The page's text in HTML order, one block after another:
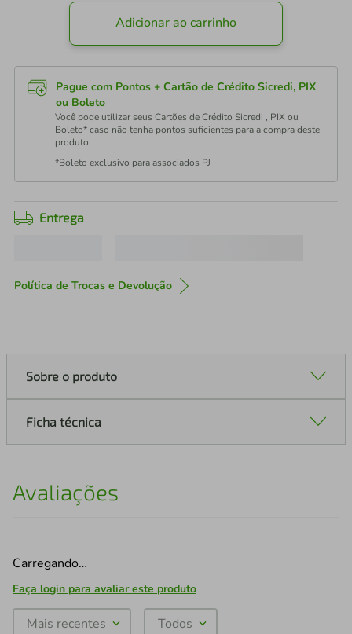
Adicionar ao carrinho
Pague com Pontos + Cartão de Crédito Sicredi, PIX
ou Boleto
Você pode utilizar seus Cartões de Crédito Sicredi , PIX ou
Boleto* caso não tenha pontos suficientes para a compra deste
produto.
*Boleto exclusivo para associados PJ
Entrega
Política de Trocas e Devolução
Sobre o produto
Ficha técnica
Avaliações
Carregando…
Faça login para avaliar este produto
Mais recentes Todos